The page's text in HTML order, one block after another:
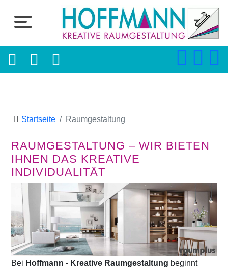
Startseite Raumgestaltung
RAUMGESTALTUNG – WIR BIETEN
IHNEN DAS KREATIVE
INDIVIDUALITÄT
Bei Hoffmann - Kreative Raumgestaltung beginnt